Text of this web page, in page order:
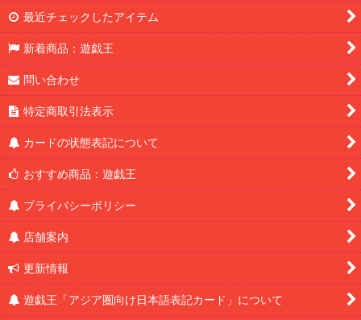
最近チェックしたアイテム
新着商品：遊戯王
問い合わせ
特定商取引法表示
カードの状態表記について
おすすめ商品：遊戯王
プライバシーポリシー
店舗案内
更新情報
遊戯王「アジア圏向け日本語表記カード」について